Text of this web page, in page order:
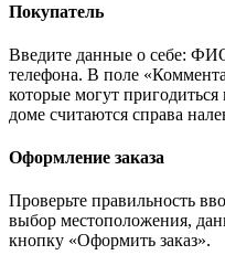
Покупатель
Введите данные о себе:
телефона. В поле
которые могут
доме считаются справа
Оформление заказа
Проверьте правильность
выбор местоположения,
кнопку «Оформить заказ».